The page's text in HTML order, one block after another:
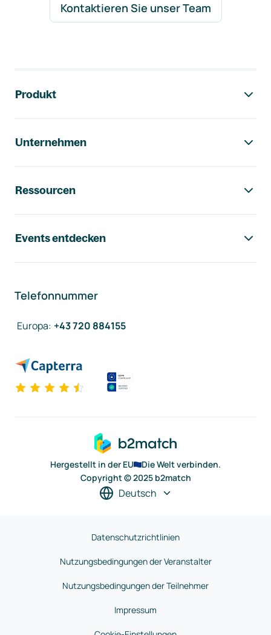
Kontaktieren Sie unser Team
Produkt
Unternehmen
Ressourcen
Events entdecken
Telefonnummer
Europa: +43 720 884155
Hergestellt in der EU
Die Welt verbinden.
Copyright © 2025 b2match
Deutsch
Datenschutzrichtlinien
Nutzungsbedingungen der Veranstalter
Nutzungsbedingungen der Teilnehmer
Impressum